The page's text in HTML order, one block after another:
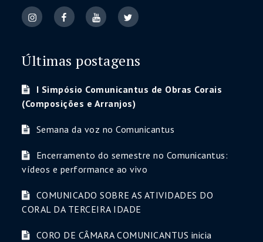
Últimas postagens
I Simpósio Comunicantus de Obras Corais
(Composições e Arranjos)
Semana da voz no Comunicantus
Encerramento do semestre no Comunicantus:
vídeos e performance ao vivo
COMUNICADO SOBRE AS ATIVIDADES DO
CORAL DA TERCEIRA IDADE
CORO DE CÂMARA COMUNICANTUS inicia